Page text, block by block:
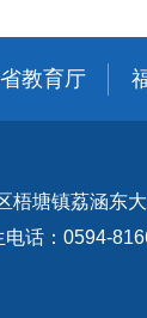
教育厅
梧塘镇荔涵东
电话：0594-